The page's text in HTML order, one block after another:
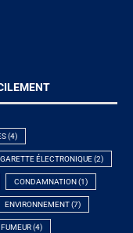
(4)
ÉLECTRONIQUE(2)
CONDAMNATION (1)
ENVIRONNEMENT(7)
FUMEUR(4)